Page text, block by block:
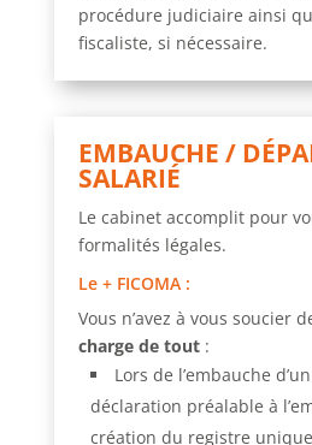
procédure judiciaire ainsi
fiscaliste, si nécessaire.
EMBAUCHE /
SALARIÉ
Le cabinet accomplit pour
formalités légales.
Le + FICOMA:
Vous n’avez à vous soucier
charge de tout :
Lors de l’embauche
déclaration préalable à
création du registre